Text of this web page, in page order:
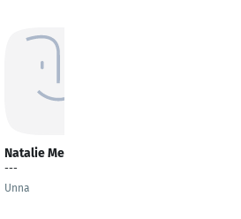
Natalie Meier
---
Unna